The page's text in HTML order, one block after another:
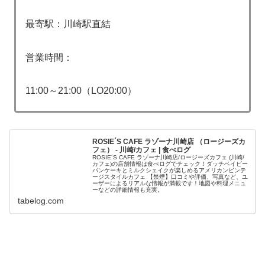
最寄駅：川崎駅直結
営業時間：
11:00～21:00（LO20:00）
ROSIE´S CAFE ラゾーナ川崎店 （ロージーズカ
フェ） - 川崎/カフェ | 食べログ
ROSIE´S CAFE ラゾーナ川崎店/ロージーズカフェ (川崎/
カフェ)の店舗情報は食べログでチェック！ダッチベイビー
パンケーキとミルクシェイクが楽しめるアメリカンビンテ
ージスタイルカフェ 【禁煙】口コミや評価、写真など、ユ
ーザーによるリアルな情報が満載です！地図や料理メニュ
ーなどの詳細情報も充実。
tabelog.com